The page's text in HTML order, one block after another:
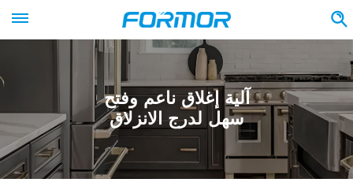
آلية إغلاق ناعم وفتح
سهل لدرج الانزلاق